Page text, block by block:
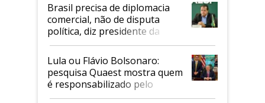
Brasil precisa de diplomacia
comercial, não de disputa
política, diz presidente da
Faesp
Lula ou Flávio Bolsonaro:
pesquisa Quaest mostra quem
é responsabilizado pelo
tarifaço dos EUA